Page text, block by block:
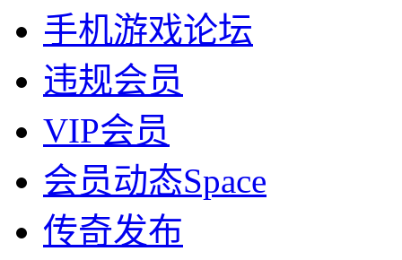
手机游戏论坛
违规会员
VIP会员
会员动态Space
传奇发布